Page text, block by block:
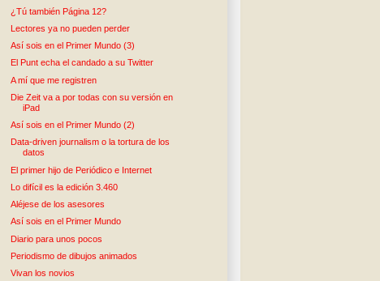
¿Tú también Página 12?
Lectores ya no pueden perder
Así sois en el Primer Mundo (3)
El Punt echa el candado a su Twitter
A mí que me registren
Die Zeit va a por todas con su versión en
iPad
Así sois en el Primer Mundo (2)
Data-driven journalism o la tortura de los
datos
El primer hijo de Periódico e Internet
Lo difícil es la edición 3.460
Aléjese de los asesores
Así sois en el Primer Mundo
Diario para unos pocos
Periodismo de dibujos animados
Vivan los novios